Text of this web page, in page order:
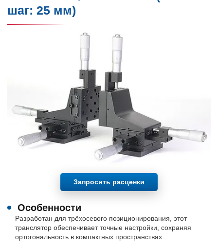
шаг: 25 мм)
Запросить расценки
Особенности
Разработан для трёхосевого позиционирования, этот
транслятор обеспечивает точные настройки, сохраняя
ортогональность в компактных пространствах.